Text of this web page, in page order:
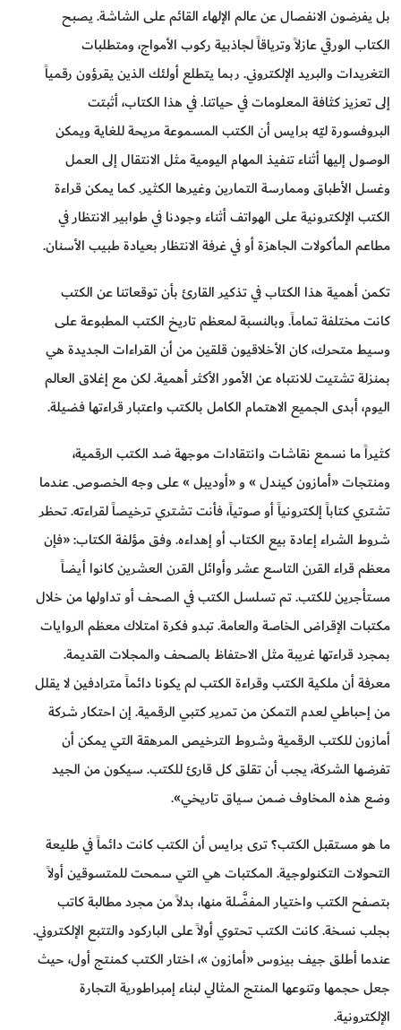
بل يفرضون الانفصال عن عالم الإلهاء القائم على الشاشة. يصبح
الكتاب الورقي عازلاً وترياقاً لجاذبية ركوب الأمواج، ومتطلبات
التغريدات والبريد الإلكتروني. ربما يتطلع أولئك الذين يقرؤون رقمياً
إلى تعزيز كثافة المعلومات في حياتنا. في هذا الكتاب، أثبتت
البروفسورة ليّه برايس أن الكتب المسموعة مريحة للغاية ويمكن
الوصول إليها أثناء تنفيذ المهام اليومية مثل الانتقال إلى العمل
وغسل الأطباق وممارسة التمارين وغيرها الكثير. كما يمكن قراءة
الكتب الإلكترونية على الهواتف أثناء وجودنا في طوابير الانتظار في
مطاعم المأكولات الجاهزة أو في غرفة الانتظار بعيادة طبيب الأسنان.
تكمن أهمية هذا الكتاب في تذكير القارئ بأن توقعاتنا عن الكتب
كانت مختلفة تماماً. وبالنسبة لمعظم تاريخ الكتب المطبوعة على
وسيط متحرك، كان الأخلاقيون قلقين من أن القراءات الجديدة هي
بمنزلة تشتيت للانتباه عن الأمور الأكثر أهمية. لكن مع إغلاق العالم
اليوم، أبدى الجميع الاهتمام الكامل بالكتب واعتبار قراءتها فضيلة.
كثيراً ما نسمع نقاشات وانتقادات موجهة ضد الكتب الرقمية،
ومنتجات «أمازون كيندل » و «أوديبل » على وجه الخصوص. عندما
تشتري كتاباً إلكترونياً أو صوتياً، فأنت تشتري ترخيصاً لقراءته. تحظر
شروط الشراء إعادة بيع الكتاب أو إهداءه. وفق مؤلفة الكتاب: «فإن
معظم قراء القرن التاسع عشر وأوائل القرن العشرين كانوا أيضاً
مستأجرين للكتب. تم تسلسل الكتب في الصحف أو تداولها من خلال
مكتبات الإقراض الخاصة والعامة. تبدو فكرة امتلاك معظم الروايات
بمجرد قراءتها غريبة مثل الاحتفاظ بالصحف والمجلات القديمة.
معرفة أن ملكية الكتب وقراءة الكتب لم يكونا دائماً مترادفين لا يقلل
من إحباطي لعدم التمكن من تمرير كتبي الرقمية. إن احتكار شركة
أمازون للكتب الرقمية وشروط الترخيص المرهقة التي يمكن أن
تفرضها الشركة، يجب أن تقلق كل قارئ للكتب. سيكون من الجيد
وضع هذه المخاوف ضمن سياق تاريخي».
ما هو مستقبل الكتب؟ ترى برايس أن الكتب كانت دائماً في طليعة
التحولات التكنولوجية. المكتبات هي التي سمحت للمتسوقين أولاً
بتصفح الكتب واختيار المفضَّلة منها، بدلاً من مجرد مطالبة كاتب
بجلب نسخة. كانت الكتب تحتوي أولاً على الباركود والتتبع الإلكتروني.
عندما أطلق جيف بيزوس «أمازون »، اختار الكتب كمنتج أول، حيث
جعل حجمها وتنوعها المنتج المثالي لبناء إمبراطورية التجارة
الإلكترونية.